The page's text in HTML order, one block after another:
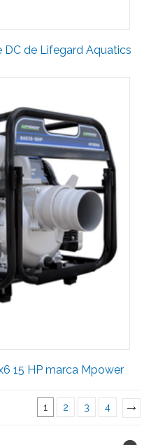
DC de Lifegard Aquatics
15 HP marca Mpower
1 2 3 4
»